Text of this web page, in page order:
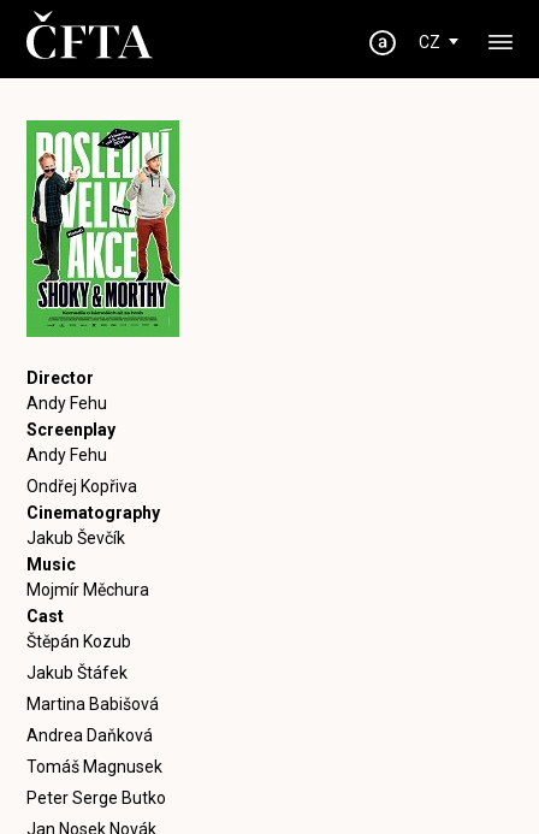
CZ
Director
Andy Fehu
Screenplay
Andy Fehu
Ondřej Kopřiva
Cinematography
Jakub Ševčík
Music
Mojmír Měchura
Cast
Štěpán Kozub
Jakub Štáfek
Martina Babišová
Andrea Daňková
Tomáš Magnusek
Peter Serge Butko
Jan Nosek Novák